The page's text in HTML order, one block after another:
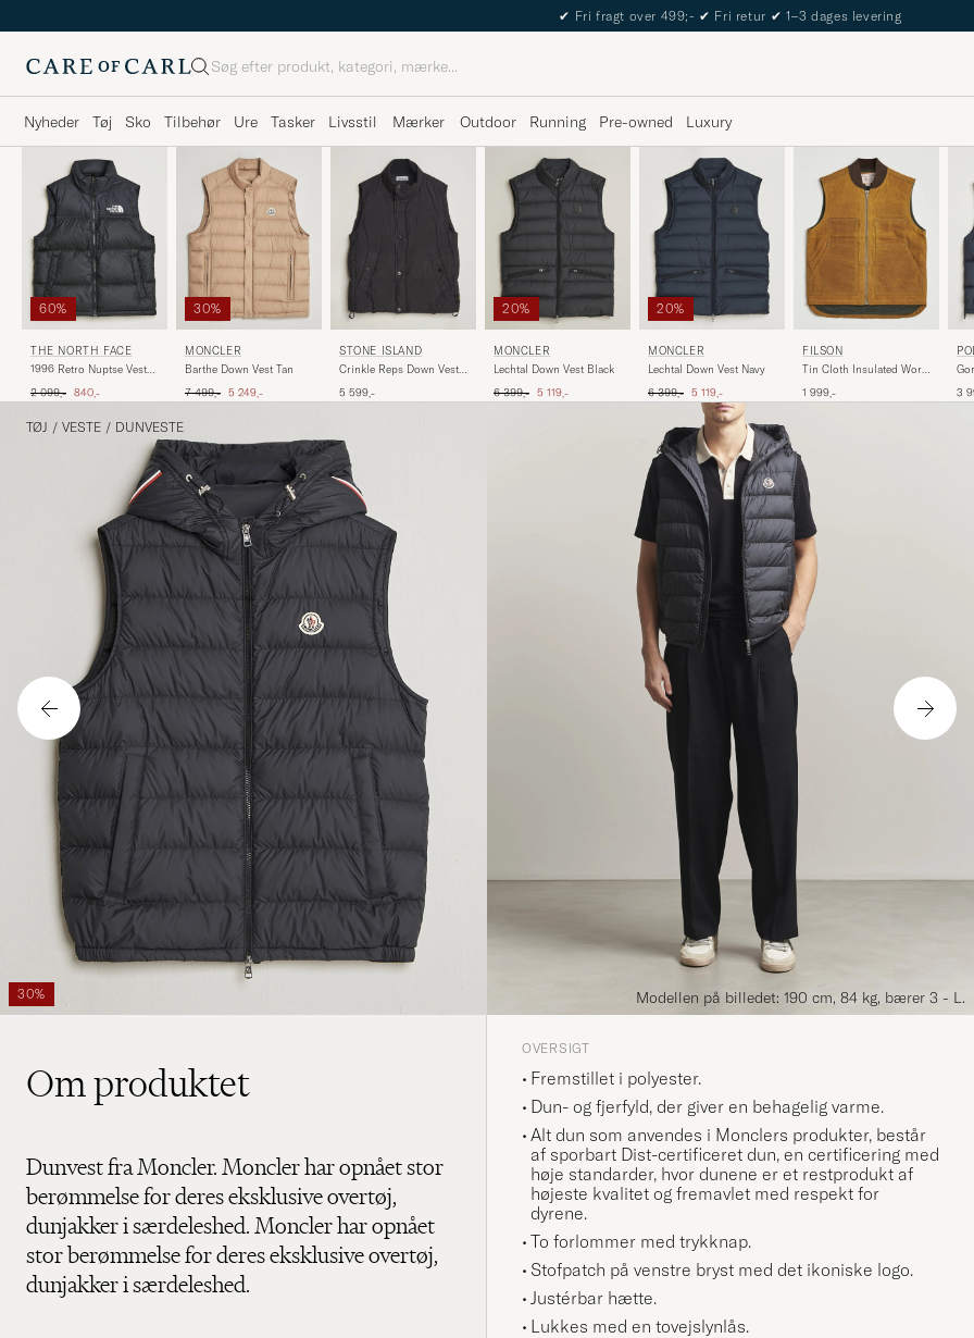
The Care of Carl Passport
Søg
Nyheder Tøj Sko Tilbehør Ure Tasker Livsstil Mærker Outdoor Running Pre-owned Luxury
60%
THE NORTH FACE
1996 Retro Nuptse Vest
Ordinary pris
2 099,- Nedsat pris
840,-
30%
MONCLER
Barthe Down Vest Tan
Ordinary pris
7 499,- Nedsat pris
5 249,-
STONE ISLAND
Crinkle Reps Down Vest
5 599,-
20%
MONCLER
Lechtal Down Vest Black
Ordinary pris
6 399,- Nedsat pris
5 119,-
20%
MONCLER
Lechtal Down Vest Navy
Ordinary pris
6 399,- Nedsat pris
5 119,-
FILSON
Tin Cloth Insulated Work
1 999,- 3
TØJ / VESTE / DUNVESTE
30% Modellen på billedet: 190 cm, 84 kg, bærer 3 - L.
Om produktet
Dunvest fra Moncler. Moncler har opnået stor
berømmelse for deres eksklusive overtøj,
dunjakker i særdeleshed. Moncler har opnået
stor berømmelse for deres eksklusive overtøj,
dunjakker i særdeleshed.
OVERSIGT
Fremstillet i polyester.
Dun- og fjerfyld, der giver en behagelig varme.
Alt dun som anvendes i Monclers produkter, består
af sporbart Dist-certificeret dun, en certificering med
høje standarder, hvor dunene er et restprodukt af
højeste kvalitet og fremavlet med respekt for
dyrene.
To forlommer med trykknap.
Stofpatch på venstre bryst med det ikoniske logo.
Justérbar hætte.
Lukkes med en tovejslynlås.